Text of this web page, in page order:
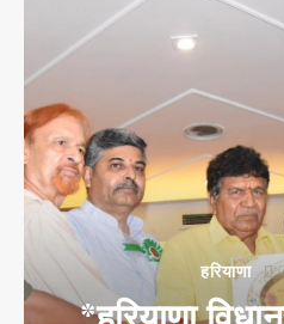
हरियाणा